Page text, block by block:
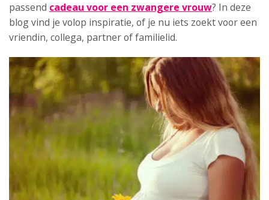
passend cadeau voor een zwangere vrouw? In deze
blog vind je volop inspiratie, of je nu iets zoekt voor een
vriendin, collega, partner of familielid.